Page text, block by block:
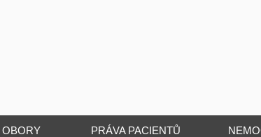
OBORY PRÁVA PACIENTŮ